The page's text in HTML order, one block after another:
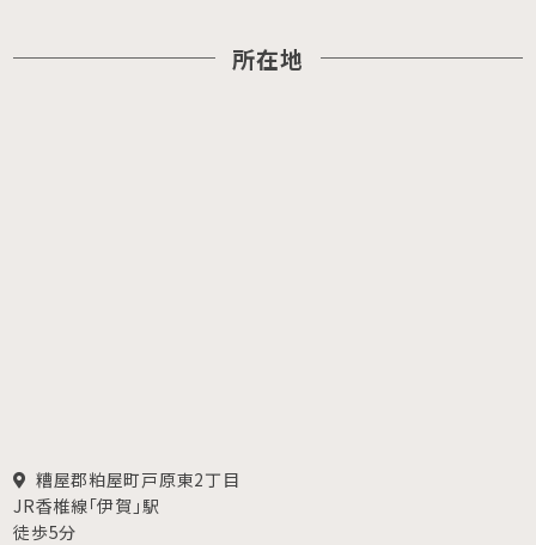
所在地
糟屋郡粕屋町戸原東2丁目
JR香椎線「伊賀」駅
徒歩5分